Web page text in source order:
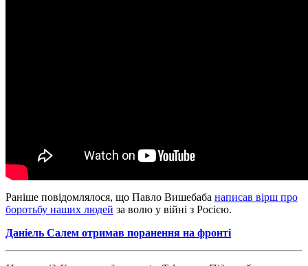
Раніше повідомлялося, що Павло Вишебаба написав вірш про
боротьбу наших людей за волю у війні з Росією.
Даніель Салем отримав поранення на фронті